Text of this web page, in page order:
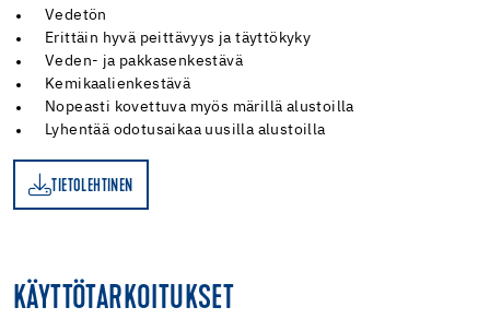
Vedetön
Erittäin hyvä peittävyys ja täyttökyky
Veden- ja pakkasenkestävä
Kemikaalienkestävä
Nopeasti kovettuva myös märillä alustoilla
Lyhentää odotusaikaa uusilla alustoilla
TIETOLEHTINEN
KÄYTTÖTARKOITUKSET